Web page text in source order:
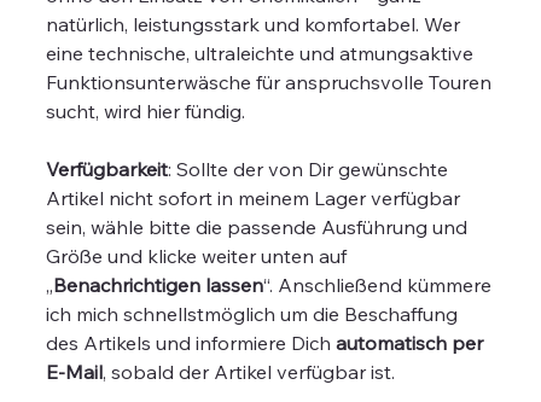
natürlich, leistungsstark und komfortabel. Wer
eine technische, ultraleichte und atmungsaktive
Funktionsunterwäsche für anspruchsvolle Touren
sucht, wird hier fündig.
Verfügbarkeit: Sollte der von Dir gewünschte
Artikel nicht sofort in meinem Lager verfügbar
sein, wähle bitte die passende Ausführung und
Größe und klicke weiter unten auf
„Benachrichtigen lassen“. Anschließend kümmere
ich mich schnellstmöglich um die Beschaffung
des Artikels und informiere Dichautomatisch per
E-Mail, sobald der Artikel verfügbar ist.